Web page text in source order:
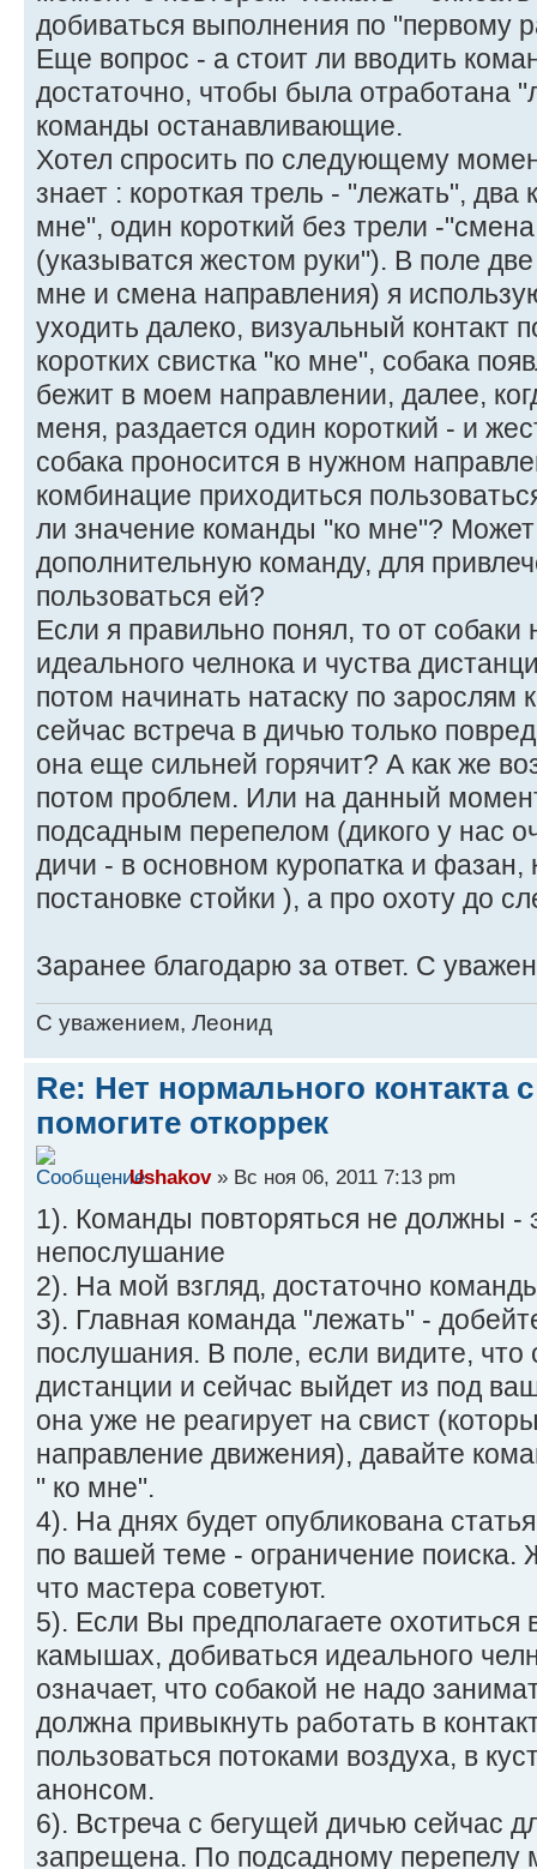
добиваться выполнения по "первому
Еще вопрос - а стоит ли вводить
достаточно, чтобы была отработана
команды останавливающие.
Хотел спросить по следующему
знает : короткая трель - "лежать", два
мне", один короткий без трели -
(указыватся жестом руки"). В поле
мне и смена направления) я
уходить далеко, визуальный контакт
коротких свистка "ко мне", собака
бежит в моем направлении, далее,
меня, раздается один короткий - и
собака проносится в нужном
комбинацие приходиться
ли значение команды "ко мне"? Может
дополнительную команду, для
пользоваться ей?
Если я правильно понял, то от
идеального челнока и чуства
потом начинать натаску по зарослям
сейчас встреча в дичью только
она еще сильней горячит? А как же
потом проблем. Или на данный
подсадным перепелом (дикого у нас
дичи - в основном куропатка и фазан,
постановке стойки ), а про охоту до
Заранее благодарю за ответ. С
C уважением, Леонид
Re: Нет нормального контакта
помогите откоррек
Ushakov» Вс ноя 06, 2011 7:13 pm
1). Команды повторяться не должны -
непослушание
2). На мой взгляд, достаточно
3). Главная команда "лежать" -
послушания. В поле, если видите, что
дистанции и сейчас выйдет из под
она уже не реагирует на свист
направление движения), давайте
" ко мне".
4). На днях будет опубликована
по вашей теме - ограничение
что мастера советуют.
5). Если Вы предполагаете охотиться
камышах, добиваться идеального
означает, что собакой не надо
должна привыкнуть работать в
пользоваться потоками воздуха, в
анонсом.
6). Встреча с бегущей дичью сейчас
запрещена. По подсадному перепелу